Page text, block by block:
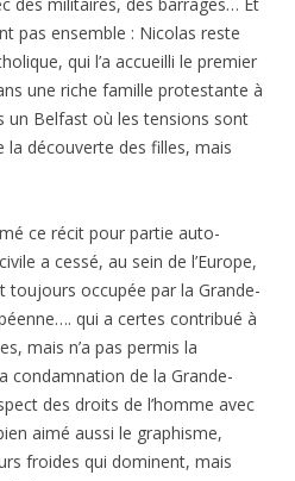
pas ensemble : Nicolas reste
qui l’a accueilli le premier
une riche famille protestante à
un Belfast où les tensions sont
la découverte des filles, mais
ce récit pour partie auto-
a cessé, au sein de l’Europe,
toujours occupée par la Grande-
qui a certes contribué à
mais n’a pas permis la
condamnation de la Grande-
des droits de l’homme avec
aimé aussi le graphisme,
froides qui dominent, mais